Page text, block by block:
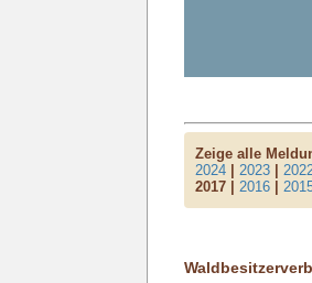
Zeige alle
2024 |2023 |
2017 |2016 |